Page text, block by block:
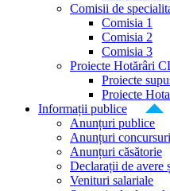
Comisii de
Comisia 1
Comisia 2
Comisia 3
Proiecte Hotărâri
Proiecte
Proiecte
Informații publice
Anunțuri publice
Anunțuri concursuri
Anunțuri căsătorie
Declarații de avere
Venituri salariale